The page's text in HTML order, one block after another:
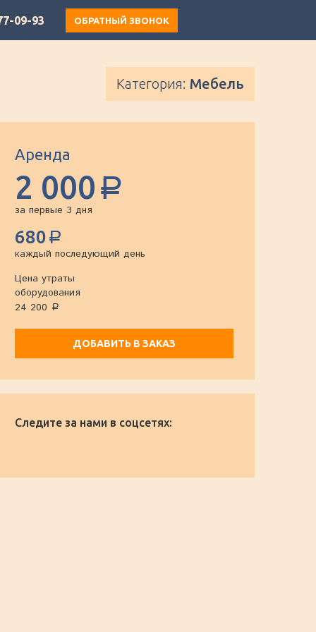
09-93 ОБРАТНЫЙ ЗВОНОК
Категория: Мебель
Аренда
2 000 a
за первые 3 дня
680 a
каждый последующий день
Цена утраты
оборудования
24 200
a
ДОБАВИТЬ В ЗАКАЗ
Следите за нами в соцсетях: